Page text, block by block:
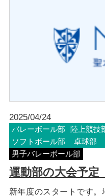
2025/04/24
バレーボール部 陸上競技
ソフトボール部
卓球部
男子バレーボール部
運動部の大会予定
新年度のスタートです